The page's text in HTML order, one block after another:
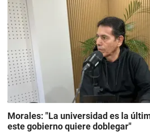
Morales: "La universidad es la
este gobierno quiere doblegar"